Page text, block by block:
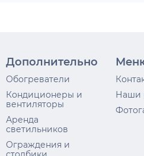
Дополнительно
Обогреватели
Кондиционеры и
вентиляторы
Аренда
светильников
Ограждения и
Наши